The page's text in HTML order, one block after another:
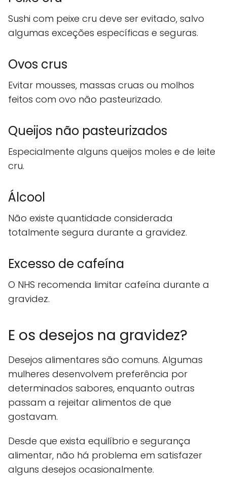
Sushi com peixe cru deve ser evitado, salvo
algumas exceções específicas e seguras.
Ovos crus
Evitar mousses, massas cruas ou molhos
feitos com ovo não pasteurizado.
Queijos não pasteurizados
Especialmente alguns queijos moles e de leite
cru.
Álcool
Não existe quantidade considerada
totalmente segura durante a gravidez.
Excesso de cafeína
O NHS recomenda limitar cafeína durante a
gravidez.
E os desejos na gravidez?
Desejos alimentares são comuns. Algumas
mulheres desenvolvem preferência por
determinados sabores, enquanto outras
passam a rejeitar alimentos de que
gostavam.
Desde que exista equilíbrio e segurança
alimentar, não há problema em satisfazer
alguns desejos ocasionalmente.